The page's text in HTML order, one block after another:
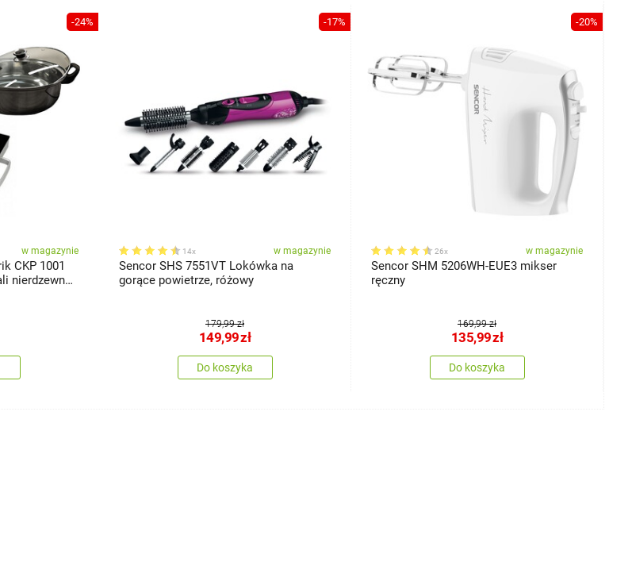
-24%
w magazynie
CKP 1001
-17%
14x w magazynie
Sencor SHS 7551VT Lokówka na
gorące powietrze, różowy
179,99 zł
149,99zł
Do koszyka
-20%
26x w magazynie
Sencor SHM 5206WH-EUE3 mikser
ręczny
169,99 zł
135,99zł
Do koszyka